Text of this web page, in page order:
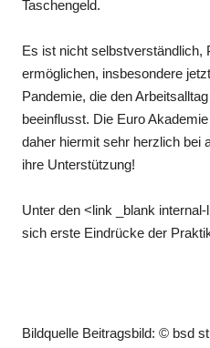
Taschengeld.
Es ist nicht selbstverständlich,
ermöglichen, insbesondere
Pandemie, die den
beeinflusst. Die Euro
daher hiermit sehr herzlich bei
ihre Unterstützung!
Unter den <link _blank
sich erste Eindrücke der
Bildquelle Beitragsbild: © bsd